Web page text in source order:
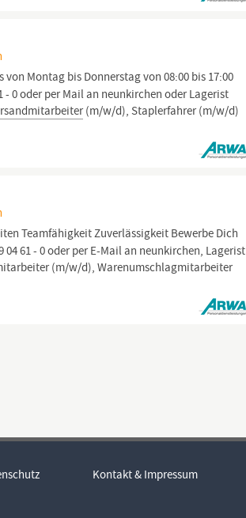
Montag bis Donnerstag von 08:00 bis 17:00
- 0 oder per Mail an neunkirchen oder Lagerist
(m/w/d), Staplerfahrer (m/w/d)
Teamfähigkeit Zuverlässigkeit Bewerbe Dich
61 - 0 oder per E-Mail an neunkirchen, Lagerist
(m/w/d), Warenumschlagmitarbeiter
Kontakt & Impressum